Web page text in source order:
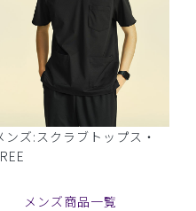
ンズ:スクラブトップス・
メンズ商品一覧